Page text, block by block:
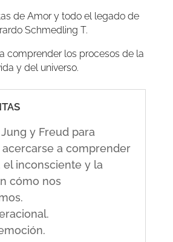
de Amor y todo el legado de
Schmedling T.
comprender los procesos de la
y del universo.
y Freud para
acercarse a comprender
el inconsciente y la
cómo nos